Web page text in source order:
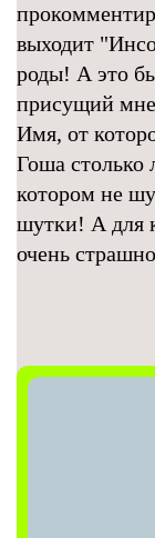
выходит
роды! А это
присущий
Имя, от
Гоша столько
котором не
шутки! А для
очень